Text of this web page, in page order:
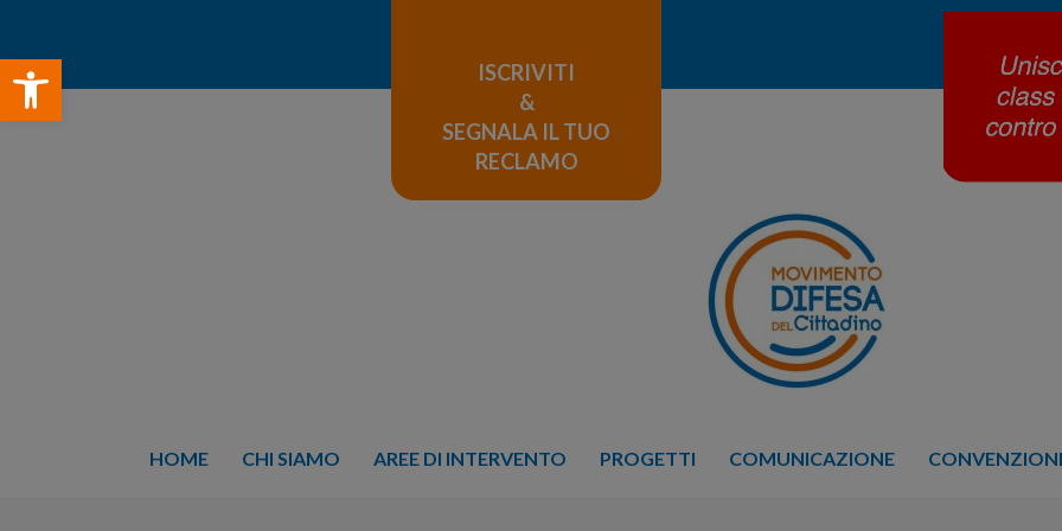
Open toolbar
ISCRIVITI
&
SEGNALA IL TUO
RECLAMO
HOME CHI SIAMO AREE DI INTERVENTO PROGETTI COMUNICAZIONE